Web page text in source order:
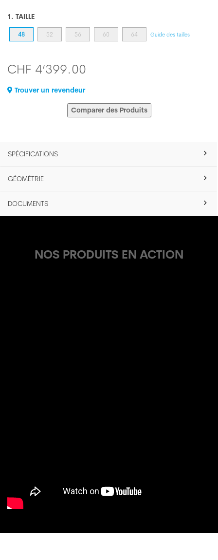
1. TAILLE
48 52 56 60 64 Guide des tailles
CHF 4’399.00
Trouver un revendeur
Comparer des Produits
SPÉCIFICATIONS
GÉOMÉTRIE
DOCUMENTS
NOS PRODUITS EN ACTION